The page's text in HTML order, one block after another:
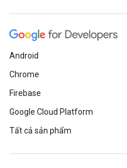
Android
Chrome
Firebase
Google Cloud Platform
Tất cả sản phẩm